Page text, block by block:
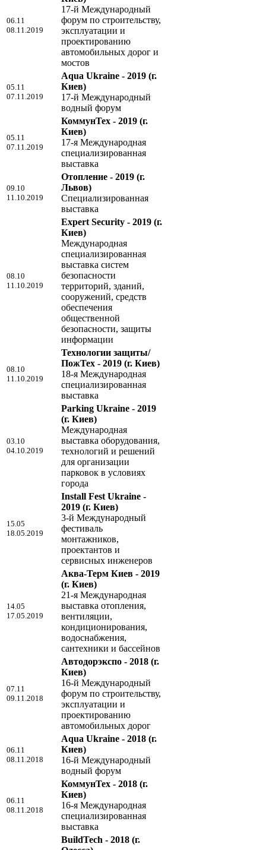
06.11
08.11.2019
17-й Международный
форум по строительству,
эксплуатации и
проектированию
автомобильных дорог и
мостов
05.11
07.11.2019
Aqua Ukraine - 2019 (г.
Киев)
17-й Международный
водный форум
05.11
07.11.2019
КоммунТех - 2019 (г.
Киев)
17-я Международная
специализированная
выставка
09.10
11.10.2019
Отопление - 2019 (г.
Львов)
Специализированная
выставка
08.10
11.10.2019
Expert Security - 2019 (г.
Киев)
Международная
специализированная
выставка систем
безопасности
территорий, зданий,
сооружений, средств
обеспечения
общественной
безопасности, защиты
информации
08.10
11.10.2019
Технологии защиты/
ПожТех - 2019 (г. Киев)
18-я Международная
специализированная
выставка
03.10
04.10.2019
Parking Ukraine - 2019
(г. Киев)
Международная
выставка оборудования,
технологий и решений
для организации
парковок в условиях
города
15.05
18.05.2019
Install Fest Ukraine -
2019 (г. Киев)
3-й Международный
фестиваль
монтажников,
проектантов и
сервисных инженеров
14.05
17.05.2019
Аква-Терм Киев - 2019
(г. Киев)
21-я Международная
выставка отопления,
вентиляции,
кондиционирования,
водоснабжения,
сантехники и бассейнов
07.11
09.11.2018
Автодорэкспо - 2018 (г.
Киев)
16-й Международный
форум по строительству,
эксплуатации и
проектированию
автомобильных дорог
06.11
08.11.2018
Aqua Ukraine - 2018 (г.
Киев)
16-й Международный
водный форум
06.11
08.11.2018
КоммунТех - 2018 (г.
Киев)
16-я Международная
специализированная
выставка
BuildTech - 2018 (г.